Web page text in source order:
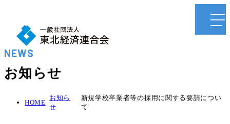
NEWS
お知らせ
HOME
お知ら
せ
新規学校卒業者等の採用に関する要請につい
て